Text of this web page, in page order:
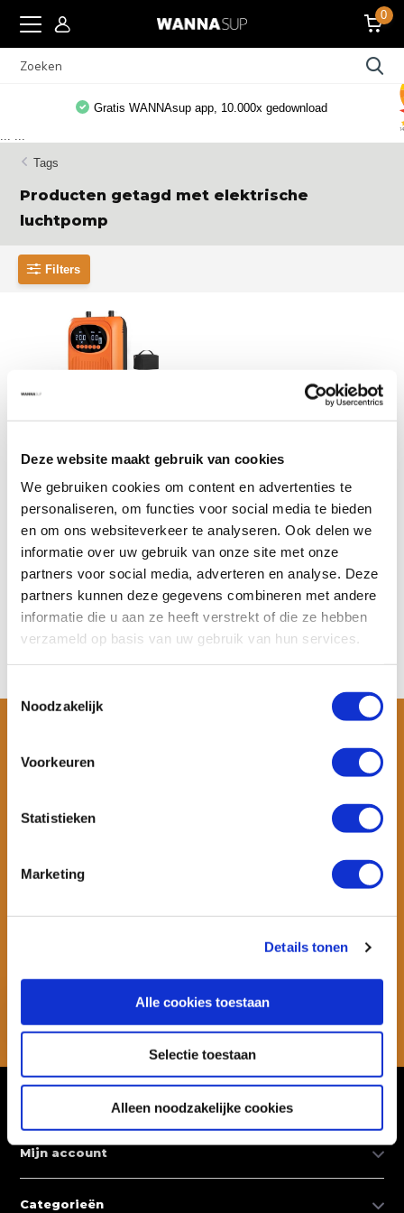
Deze website maakt gebruik van cookies
We gebruiken cookies om content en advertenties te
personaliseren, om functies voor social media te bieden
en om ons websiteverkeer te analyseren. Ook delen we
informatie over uw gebruik van onze site met onze
partners voor social media, adverteren en analyse. Deze
partners kunnen deze gegevens combineren met andere
informatie die u aan ze heeft verstrekt of die ze hebben
verzameld op basis van uw gebruik van hun services.
Noodzakelijk
Voorkeuren
Statistieken
Marketing
Details tonen
Alle cookies toestaan
Selectie toestaan
Alleen noodzakelijke cookies
0
Gratis WANNAsup app, 10.000x gedownload
Tags
Producten getagd met elektrische
luchtpomp
Filters
De Mojimdo elektrische SUP
pomp blaast paddleboa...
Op voorraad
Meer informatie
€ 89,99
Bekijken
* Lees hier de wettelijke beperkingen
Klantenservice
Mijn account
Categorieën
... ...